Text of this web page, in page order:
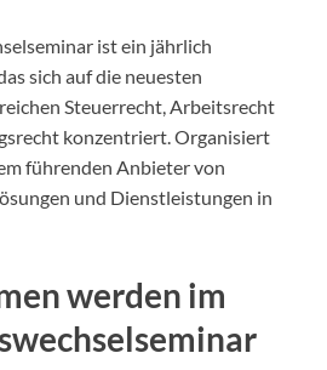
ist ein jährlich
sich auf die neuesten
Steuerrecht, Arbeitsrecht
konzentriert. Organisiert
führenden Anbieter von
und Dienstleistungen in
werden im